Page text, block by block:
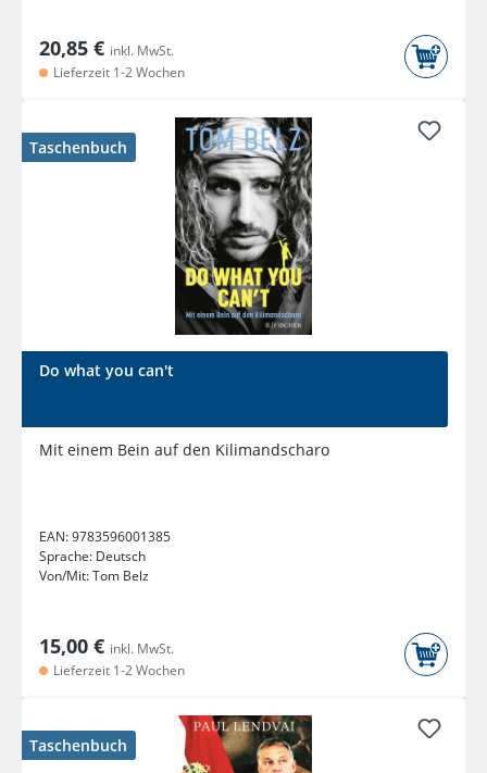
20,85 € inkl. MwSt.
Lieferzeit 1-2 Wochen
Taschenbuch
Do what you can't
Mit einem Bein auf den Kilimandscharo
EAN:9783596001385
Sprache: Deutsch
Von/Mit:Tom Belz
15,00 € inkl. MwSt.
Lieferzeit 1-2 Wochen
Taschenbuch